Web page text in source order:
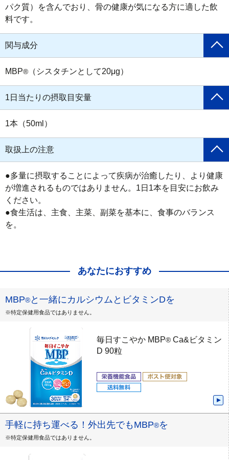
パク質）を含んでおり、骨の健康が気になる方に適した飲
料です。
関与成分
MBP® （シスタチンとして20μg）
1日当たりの摂取目安量
1本（50ml）
取扱上の注意
●多量に摂取することによって疾病が治癒したり、より健康
が増進されるものではありません。1日1本を目安にお飲み
ください。
●食生活は、主食、主菜、副菜を基本に、食事のバランス
を。
あなたにおすすめ
MBP®と一緒にカルシウムとビタミンDを
※特定保健用食品ではありません。
毎日すこやか MBP®Ca&ビタミン
D 90粒
手軽に持ち運べる！外出先でもMBP®を
※特定保健用食品ではありません。